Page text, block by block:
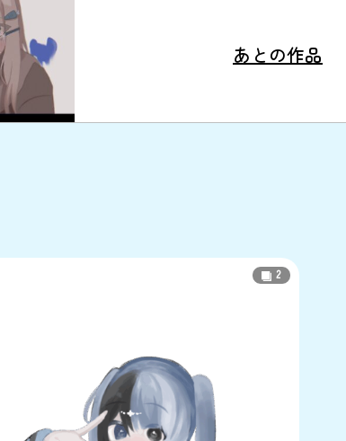
あとの作品
2